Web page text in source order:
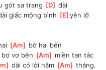
gót sa trang [D ] đài
giấc mộng bình [E ]
yên lỡ
[Am
bờ hai bến
bơ vơ bên [Am
miền tan tác
] dài có lời năm [Am ] tháng.